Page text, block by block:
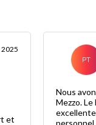
et
PT
Nous
Mezzo.